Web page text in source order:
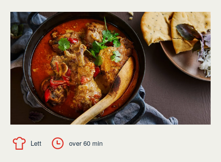
Lett over 60 min